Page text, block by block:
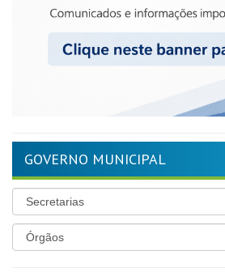
GOVERNO MUNICIPAL